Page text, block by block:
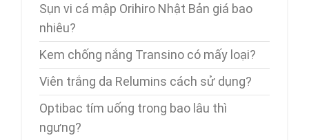
Sụn vi cá mập Orihiro Nhật Bản giá bao
nhiêu?
Kem chống nắng Transino có mấy loại?
Viên trắng da Relumins cách sử dụng?
Optibac tím uống trong bao lâu thì
ngưng?